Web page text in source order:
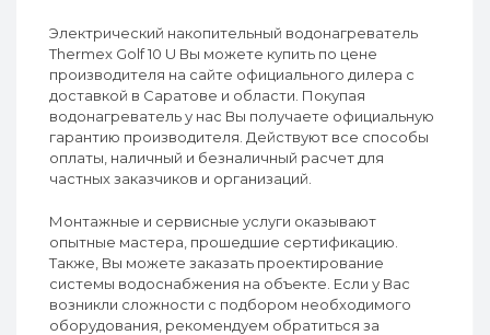
Электрический накопительный водонагреватель
Thermex Golf 10 U Вы можете купить по цене
производителя на сайте официального дилера с
доставкой в Саратове и области. Покупая
водонагреватель у нас Вы получаете официальную
гарантию производителя. Действуют все способы
оплаты, наличный и безналичный расчет для
частных заказчиков и организаций.
Монтажные и сервисные услуги оказывают
опытные мастера, прошедшие сертификацию.
Также, Вы можете заказать проектирование
системы водоснабжения на объекте. Если у Вас
возникли сложности с подбором необходимого
оборудования, рекомендуем обратиться за